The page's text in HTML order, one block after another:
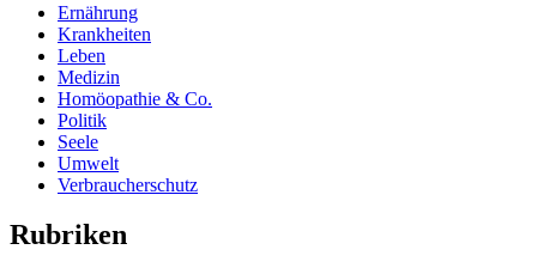
Ernährung
Krankheiten
Leben
Medizin
Homöopathie & Co.
Politik
Seele
Umwelt
Verbraucherschutz
Rubriken